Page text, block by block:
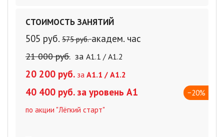
СТОИМОСТЬ ЗАНЯТИЙ
505 руб. 575 руб. академ. час
21 000 руб.за А1.1 / А1.2
20 200 руб. за А1.1 / А1.2
−20%
40 400 руб. за уровень А1
по акции "Лёгкий старт"